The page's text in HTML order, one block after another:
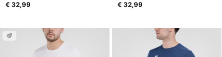
€ 32,99
€ 32,99